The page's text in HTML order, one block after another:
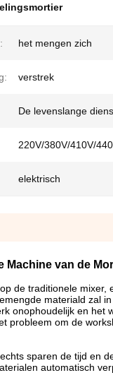
het mengen zich
verstrek
De levenslange
220V/380V/410V/
elektrisch
Machine van de
de traditionele mixer,
materiald zal
onophoudelijk en het
probleem om de
sparen de tijd en
automatisch